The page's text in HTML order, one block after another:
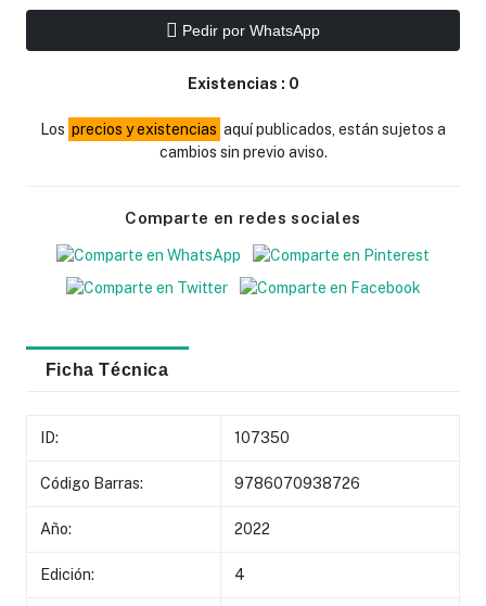
Pedir por WhatsApp
Existencias : 0
Los precios y existencias aquí publicados, están sujetos a
cambios sin previo aviso.
Comparte en redes sociales
Ficha Técnica
ID: 107350
Código Barras: 9786070938726
Año: 2022
Edición: 4